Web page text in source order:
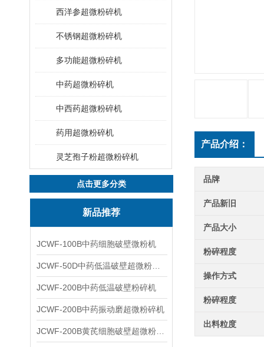
西洋参超微粉碎机
不锈钢超微粉碎机
多功能超微粉碎机
中药超微粉碎机
中西药超微粉碎机
药用超微粉碎机
灵芝孢子粉超微粉碎机
点击更多分类
新品推荐
JCWF-100B中药细胞破壁微粉机
JCWF-200B中药低温破壁粉碎机
JCWF-200B中药振动磨超微粉碎机
产品介绍：
品牌
产品新旧
产品大小
粉碎程度
操作方式
粉碎程度
出料粒度